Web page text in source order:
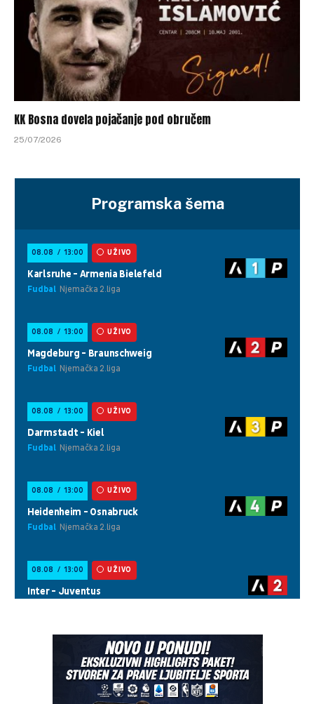
KK Bosna dovela pojačanje pod obručem
25/07/2026
Programska šema